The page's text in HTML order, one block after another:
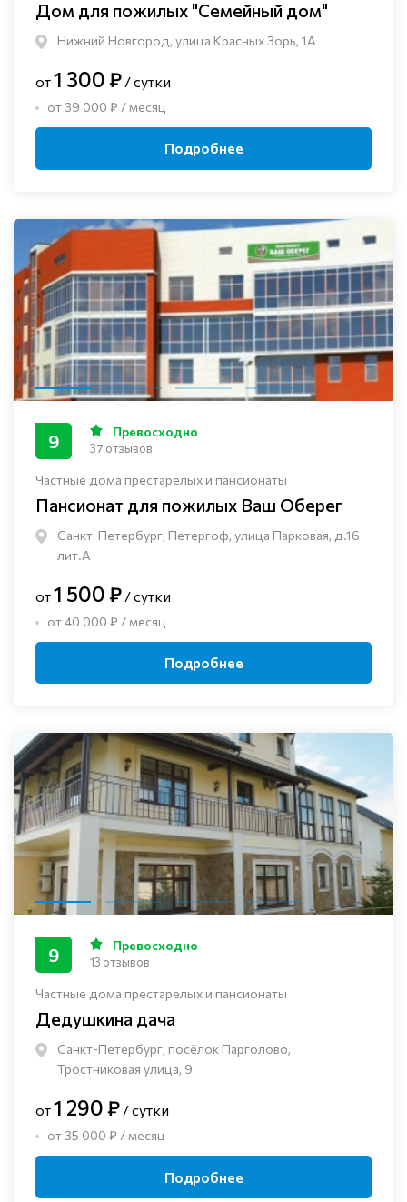
Дом для пожилых "Семейный дом"
Нижний Новгород, улица Красных Зорь, 1А
от1 300 ₽ / сутки
от 39 000 ₽ / месяц
Подробнее
Частные дома престарелых и пансионаты
Пансионат для пожилых Ваш Оберег
Санкт-Петербург, Петергоф, улица Парковая, д.16
лит.А
9 Превосходно
37 отзывов
от1 500 ₽ / сутки
от 40 000 ₽ / месяц
Подробнее
Частные дома престарелых и пансионаты
Дедушкина дача
Санкт-Петербург, посёлок Парголово,
Тростниковая улица, 9
9 Превосходно
13 отзывов
от1 290 ₽ / сутки
от 35 000 ₽ / месяц
Подробнее